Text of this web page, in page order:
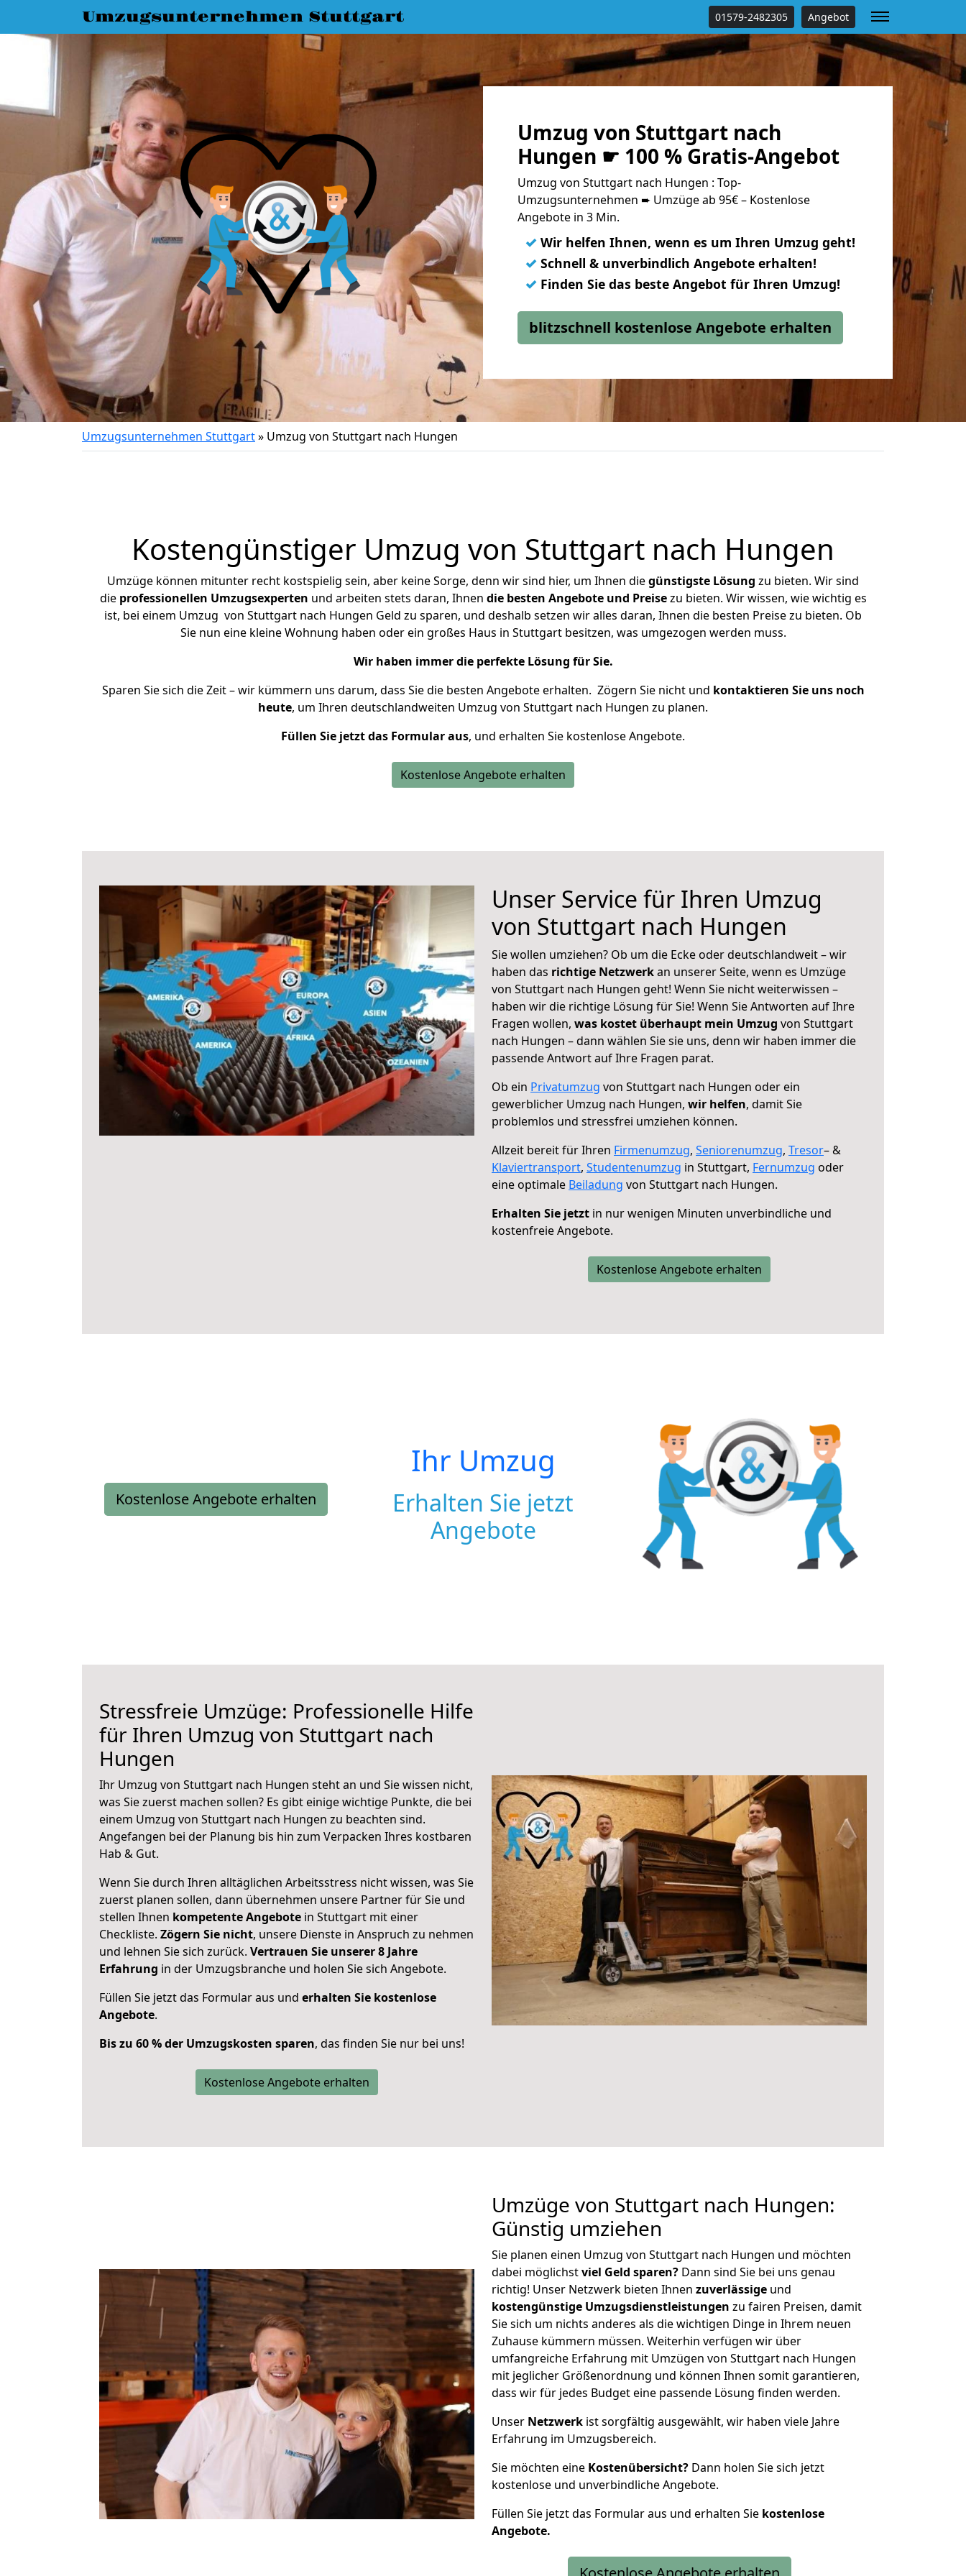
Umzugsunternehmen Stuttgart 01579-2482305 Angebot
Umzug von Stuttgart nach
Hungen ☛ 100 % Gratis-Angebot
Umzug von Stuttgart nach Hungen : Top-
Umzugsunternehmen ➨ Umzüge ab 95€ – Kostenlose
Angebote in 3 Min.
✓ Wir helfen Ihnen, wenn es um Ihren Umzug geht!
✓ Schnell & unverbindlich Angebote erhalten!
✓ Finden Sie das beste Angebot für Ihren Umzug!
blitzschnell kostenlose Angebote erhalten
Umzugsunternehmen Stuttgart» Umzug von Stuttgart nach Hungen
Kostengünstiger Umzug von Stuttgart nach Hungen
Umzüge können mitunter recht kostspielig sein, aber keine Sorge, denn wir sind hier, um Ihnen diegünstigste Lösung zu bieten. Wir sind
die professionellen Umzugsexperten und arbeiten stets daran, Ihnen die besten Angebote und Preisezu bieten. Wir wissen, wie wichtig es
ist, bei einem Umzug von Stuttgart nach Hungen Geld zu sparen, und deshalb setzen wir alles daran, Ihnen die besten Preise zu bieten. Ob
Sie nun eine kleine Wohnung haben oder ein großes Haus in Stuttgart besitzen, was umgezogen werden muss.
Wir haben immer die perfekte Lösung für Sie.
Sparen Sie sich die Zeit – wir kümmern uns darum, dass Sie die besten Angebote erhalten. Zögern Sie nicht und kontaktieren Sie uns noch
heute, um Ihren deutschlandweiten Umzug von Stuttgart nach Hungen zu planen.
Füllen Sie jetzt das Formular aus, und erhalten Sie kostenlose Angebote.
Kostenlose Angebote erhalten
Unser Service für Ihren Umzug
von Stuttgart nach Hungen
Sie wollen umziehen? Ob um die Ecke oder deutschlandweit – wir
haben das richtige Netzwerkan unserer Seite, wenn es Umzüge
von Stuttgart nach Hungen geht! Wenn Sie nicht weiterwissen –
haben wir die richtige Lösung für Sie! Wenn Sie Antworten auf Ihre
Fragen wollen, was kostet überhaupt mein Umzug von Stuttgart
nach Hungen – dann wählen Sie sie uns, denn wir haben immer die
passende Antwort auf Ihre Fragen parat.
Ob ein Privatumzug von Stuttgart nach Hungen oder ein
gewerblicher Umzug nach Hungen, wir helfen, damit Sie
problemlos und stressfrei umziehen können.
Allzeit bereit für Ihren Firmenumzug, Seniorenumzug, Tresor– &
Klaviertransport, Studentenumzug in Stuttgart, Fernumzug oder
eine optimale Beiladung von Stuttgart nach Hungen.
Erhalten Sie jetzt in nur wenigen Minuten unverbindliche und
kostenfreie Angebote.
Kostenlose Angebote erhalten
Kostenlose Angebote erhalten
Ihr Umzug
Erhalten Sie jetzt
Angebote
Stressfreie Umzüge: Professionelle Hilfe
für Ihren Umzug von Stuttgart nach
Hungen
Ihr Umzug von Stuttgart nach Hungen steht an und Sie wissen nicht,
was Sie zuerst machen sollen? Es gibt einige wichtige Punkte, die bei
einem Umzug von Stuttgart nach Hungen zu beachten sind.
Angefangen bei der Planung bis hin zum Verpacken Ihres kostbaren
Hab & Gut.
Wenn Sie durch Ihren alltäglichen Arbeitsstress nicht wissen, was Sie
zuerst planen sollen, dann übernehmen unsere Partner für Sie und
stellen Ihnen kompetente Angebote in Stuttgart mit einer
Checkliste. Zögern Sie nicht, unsere Dienste in Anspruch zu nehmen
und lehnen Sie sich zurück. Vertrauen Sie unserer 8 Jahre
Erfahrung in der Umzugsbranche und holen Sie sich Angebote.
Füllen Sie jetzt das Formular aus und erhalten Sie kostenlose
Angebote.
Bis zu 60 % der Umzugskosten sparen, das finden Sie nur bei uns!
Kostenlose Angebote erhalten
Umzüge von Stuttgart nach Hungen:
Günstig umziehen
Sie planen einen Umzug von Stuttgart nach Hungen und möchten
dabei möglichstviel Geld sparen? Dann sind Sie bei uns genau
richtig! Unser Netzwerk bieten Ihnen zuverlässige und
kostengünstige Umzugsdienstleistungen zu fairen Preisen, damit
Sie sich um nichts anderes als die wichtigen Dinge in Ihrem neuen
Zuhause kümmern müssen. Weiterhin verfügen wir über
umfangreiche Erfahrung mit Umzügen von Stuttgart nach Hungen
mit jeglicher Größenordnung und können Ihnen somit garantieren,
dass wir für jedes Budget eine passende Lösung finden werden.
Unser Netzwerk ist sorgfältig ausgewählt, wir haben viele Jahre
Erfahrung im Umzugsbereich.
Sie möchten eine Kostenübersicht? Dann holen Sie sich jetzt
kostenlose und unverbindliche Angebote.
Füllen Sie jetzt das Formular aus und erhalten Sie kostenlose
Angebote.